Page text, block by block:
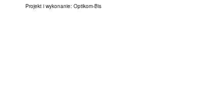
Projekt i wykonanie: Optikom-Bis